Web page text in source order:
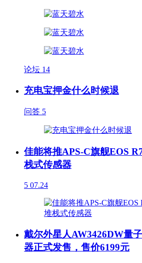
论坛 14
充电宝押金什么时候退
问答 5
佳能将推APS-C旗舰EOS
栈式传感器
5 07.24
戴尔外星人AW3426DW量
器正式发售，售价6199元